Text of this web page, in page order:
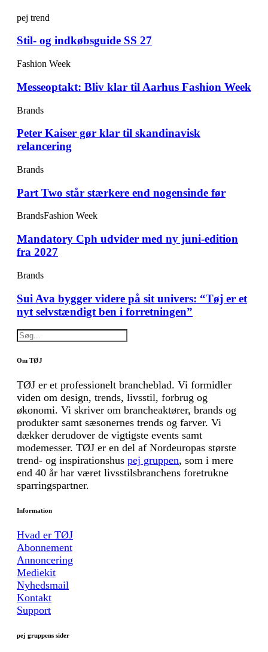
pej trend
Stil- og indkøbsguide SS 27
Fashion Week
Messeoptakt: Bliv klar til Aarhus Fashion Week
Brands
Peter Kaiser gør klar til skandinavisk
relancering
Brands
Part Two står stærkere end nogensinde før
BrandsFashion Week
Mandatory Cph udvider med ny juni-edition
fra 2027
Brands
Sui Ava bygger videre på sit univers: “Tøj er et
nyt selvstændigt ben i forretningen”
Om TØJ
TØJ er et professionelt brancheblad. Vi formidler
viden om design, trends, livsstil, forbrug og
økonomi. Vi skriver om brancheaktører, brands og
produkter samt sæsonernes trends og farver. Vi
dækker derudover de vigtigste events samt
modemesser. TØJ er en del af Nordeuropas største
trend- og inspirationshus pej gruppen, som i mere
end 40 år har været livsstilsbranchens foretrukne
sparringspartner.
Information
Hvad er TØJ
Abonnement
Annoncering
Mediekit
Nyhedsmail
Kontakt
Support
pej gruppens sider